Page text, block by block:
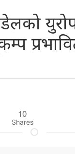
युरोप
10
Shares